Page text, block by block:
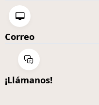
Correo
¡Llámanos!